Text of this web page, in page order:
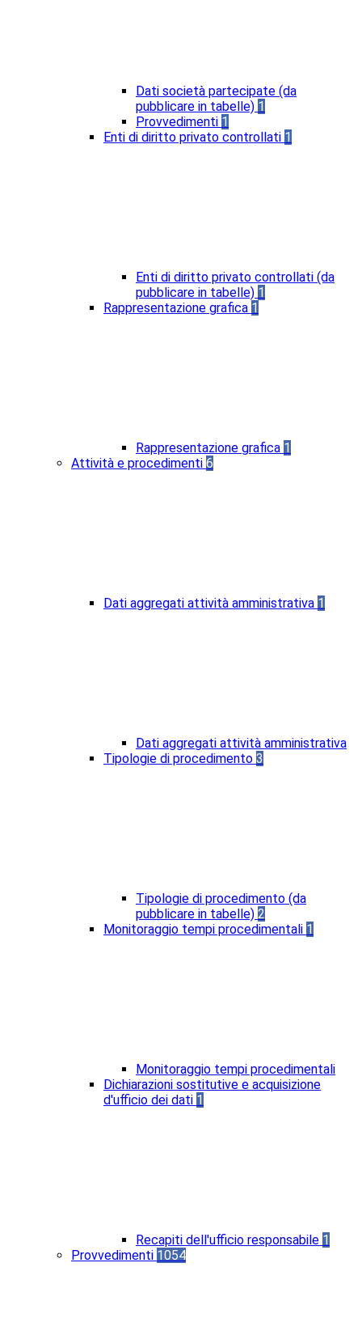
Dati società partecipate (da
pubblicare in tabelle) 1
Provvedimenti 1
Enti di diritto privato controllati 1
Enti di diritto privato controllati (da
pubblicare in tabelle) 1
Rappresentazione grafica 1
Rappresentazione grafica 1
Attività e procedimenti 6
Dati aggregati attività amministrativa 1
Dati aggregati attività amministrativa
Tipologie di procedimento 3
Tipologie di procedimento (da
pubblicare in tabelle) 2
Monitoraggio tempi procedimentali 1
Monitoraggio tempi procedimentali
Dichiarazioni sostitutive e acquisizione
d'ufficio dei dati 1
Recapiti dell'ufficio responsabile 1
Provvedimenti 1054